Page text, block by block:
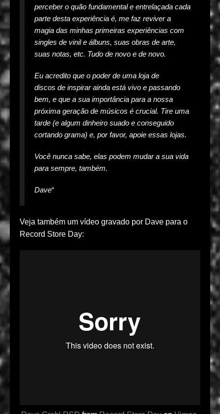
perceber o quão fundamental e entrelaçada cada
parte desta experiência é, me faz reviver a
magia das minhas primeiras experiências com
singles de vinil e álbuns, suas obras de arte,
suas notas, etc. Tudo de novo e de novo.
Eu acredito que o poder de uma loja de
discos de inspirar ainda está vivo e passando
bem, e que a sua importância para a nossa
próxima geração de músicos é crucial. Tire uma
tarde (e algum dinheiro suado e conseguido
cortando grama) e, por favor, apoie essas lojas.
Você nunca sabe, elas podem mudar a sua vida
para sempre, também.
Dave“
Veja também um vídeo gravado por Dave para o
Record Store Day: